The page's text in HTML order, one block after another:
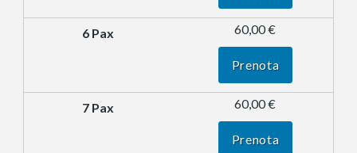
60,00 €
Prenota
60,00 €
Prenota